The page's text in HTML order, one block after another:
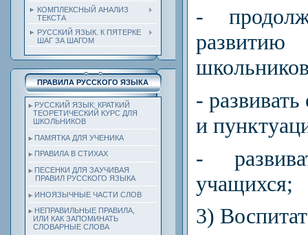
КОМПЛЕКСНЫЙ АНАЛИЗ
ТЕКСТА
РУССКИЙ ЯЗЫК. К ПЯТЕРКЕ
ШАГ ЗА ШАГОМ
ПРАВИЛА РУССКОГО ЯЗЫКА
РУССКИЙ ЯЗЫК: КРАТКИЙ
ТЕОРЕТИЧЕСКИЙ КУРС ДЛЯ
ШКОЛЬНИКОВ
ПАМЯТКА ДЛЯ УЧЕНИКА
ПРАВИЛА В СТИХАХ
ПЕСЕНКИ ДЛЯ ЗАУЧИВАЯ
ПРАВИЛ РУССКОГО ЯЗЫКА
ИНОЯЗЫЧНЫЕ ЧАСТИ СЛОВ
НЕПРАВИЛЬНЫЕ ПРАВИЛА,
ИЛИ КАК ЗАПОМИНАТЬ
СЛОВАРНЫЕ СЛОВА
-
-
и
-
учащихся;
3)